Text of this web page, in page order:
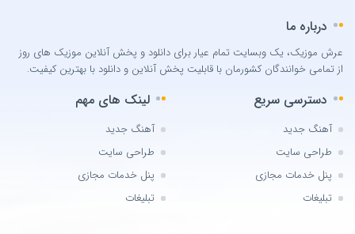
Can Bonomo
Cenk Türk
Cinare Melikzade
Çinarə Məlikzadə
Damla
Damla Arıcan
David Guetta
درباره ما
عرش موزیک، یک وبسایت تمام عیار برای دانلود و پخش آنلاین موزیک های روز
از تمامی خوانندگان کشورمان با قابلیت پخش آنلاین و دانلود با بهترین کیفیت.
دسترسی سریع
آهنگ جدید
طراحی سایت
پنل خدمات مجازی
تبلیغات
لینک های مهم
آهنگ جدید
طراحی سایت
پنل خدمات مجازی
تبلیغات